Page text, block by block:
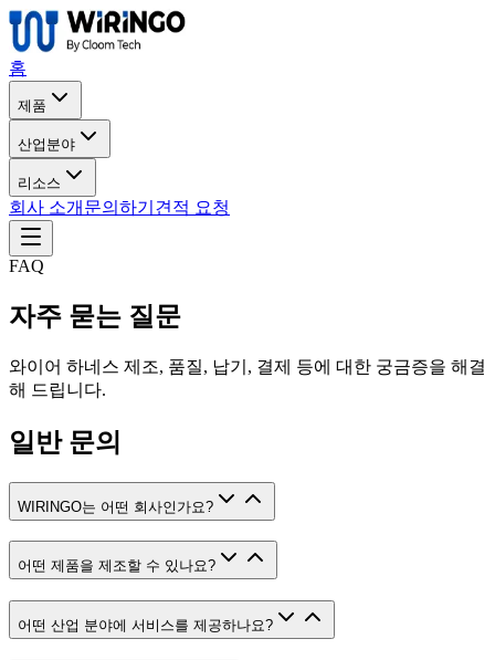
홈
제품
산업분야
리소스
회사 소개 문의하기 견적 요청
FAQ
자주 묻는 질문
와이어 하네스 제조, 품질, 납기, 결제 등에 대한 궁금증을 해결
해 드립니다.
일반 문의
WIRINGO는 어떤 회사인가요?
어떤 제품을 제조할 수 있나요?
어떤 산업 분야에 서비스를 제공하나요?